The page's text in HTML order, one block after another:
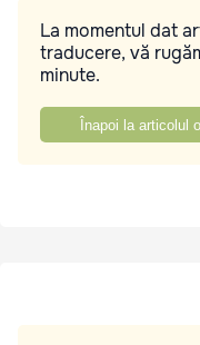
La momentul dat
traducere, vă
minute.
Înapoi la articolul